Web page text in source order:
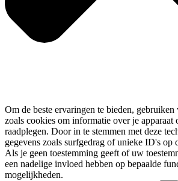
Om de beste ervaringen te bieden,
zoals cookies om informatie over je apparaat
raadplegen. Door in te stemmen met deze
gegevens zoals surfgedrag of unieke ID's op
Als je geen toestemming geeft of uw
een nadelige invloed hebben op bepaalde
mogelijkheden.